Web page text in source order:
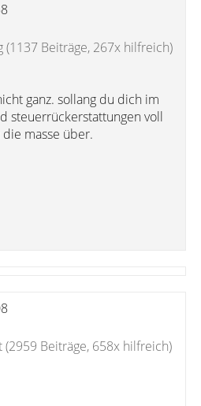
(1137 Beiträge, 267x hilfreich)
ganz. sollang du dich im
steuerrückerstattungen voll
masse über.
(2959 Beiträge, 658x hilfreich)